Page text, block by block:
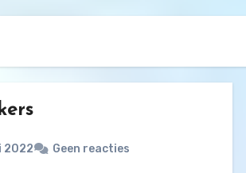
2022 Geen reacties